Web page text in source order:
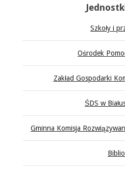
Szkoły i
Ośrodek
Zakład Gospodarki
ŚDS w
Gminna Komisja